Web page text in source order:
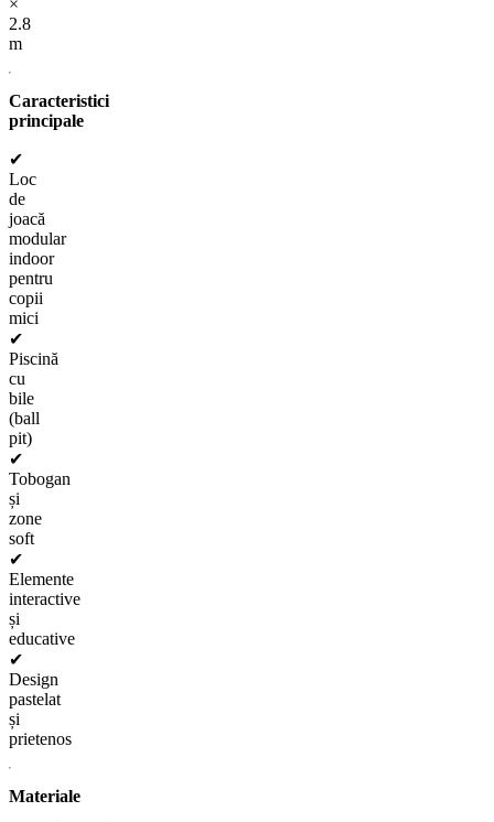
2.8
m
Caracteristici
principale
✔
Loc
de
joacă
modular
indoor
pentru
copii
mici
✔
Piscină
cu
bile
(ball
pit)
✔
Tobogan
și
zone
soft
✔
Elemente
interactive
și
educative
✔
Design
pastelat
și
prietenos
Materiale